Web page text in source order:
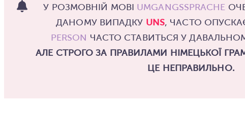
У РОЗМОВНІЙ МОВІ UMGANGSSPRACHE
ДАНОМУ ВИПАДКУ UNS, ЧАСТО
PERSON ЧАСТО СТАВИТЬСЯ У
АЛЕ СТРОГО ЗА ПРАВИЛАМИ НІМЕЦЬКОЇ
ЦЕ НЕПРАВИЛЬНО.